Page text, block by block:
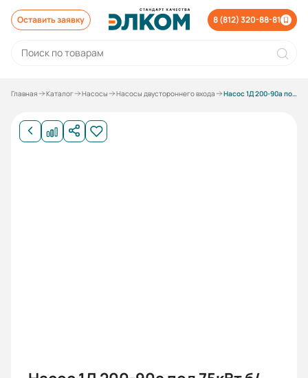
Оставить заявку 8 (812) 320-88-81
Главная Каталог Насосы Насосы двустороннего входа Насос 1Д 200-90а под 75 кВт без электродвигателя без рамы